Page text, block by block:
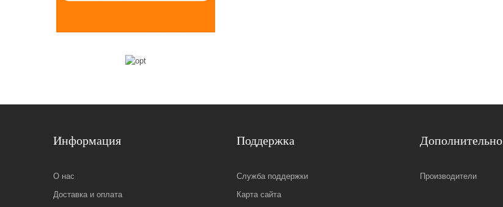
Информация
О нас
Доставка и оплата
Поддержка
Служба поддержки
Карта сайта
Дополнительно
Производители